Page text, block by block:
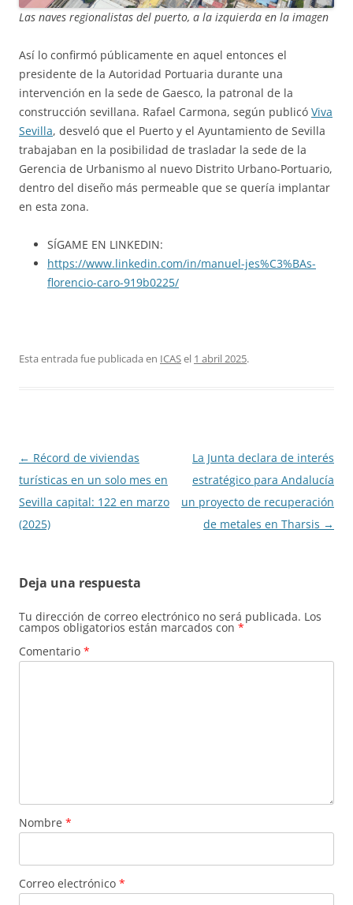
Las naves regionalistas del puerto, a la izquierda en la imagen
Así lo confirmó públicamente en aquel entonces el
presidente de la Autoridad Portuaria durante una
intervención en la sede de Gaesco, la patronal de la
construcción sevillana. Rafael Carmona, según publicó Viva
Sevilla, desveló que el Puerto y el Ayuntamiento de Sevilla
trabajaban en la posibilidad de trasladar la sede de la
Gerencia de Urbanismo al nuevo Distrito Urbano-Portuario,
dentro del diseño más permeable que se quería implantar
en esta zona.
SÍGAME EN LINKEDIN:
https://www.linkedin.com/in/manuel-jes%C3%BAs-
florencio-caro-919b0225/
Esta entrada fue publicada en ICASel 1 abril 2025.
Navegación
de
entradas
← Récord de viviendas
turísticas en un solo mes en
Sevilla capital: 122 en marzo
(2025)
La Junta declara de interés
estratégico para Andalucía
un proyecto de recuperación
de metales en Tharsis →
Deja una respuesta
Tu dirección de correo electrónico no será publicada. Los
campos obligatorios están marcados con *
Comentario *
Nombre *
Correo electrónico *